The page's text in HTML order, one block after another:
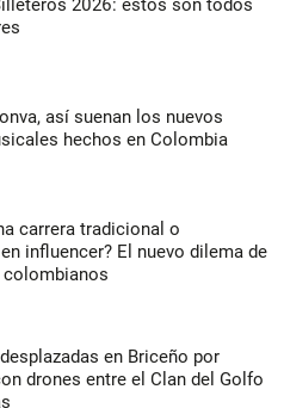
2026: estos son todos
así suenan los nuevos
hechos en Colombia
carrera tradicional o
influencer? El nuevo dilema de
colombianos
en Briceño por
drones entre el Clan del Golfo